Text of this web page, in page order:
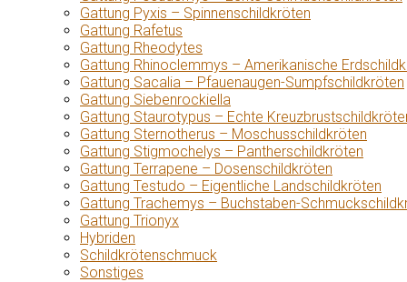
Gattung Pyxis – Spinnenschildkröten
Gattung Rafetus
Gattung Rheodytes
Gattung Rhinoclemmys – Amerikanische
Gattung Sacalia – Pfauenaugen-Sumpfschildkröten
Gattung Siebenrockiella
Gattung Staurotypus – Echte
Gattung Sternotherus – Moschusschildkröten
Gattung Stigmochelys – Pantherschildkröten
Gattung Terrapene – Dosenschildkröten
Gattung Testudo – Eigentliche Landschildkröten
Gattung Trachemys – Buchstaben-
Gattung Trionyx
Hybriden
Schildkrötenschmuck
Sonstiges